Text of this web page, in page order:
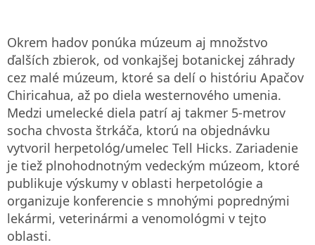
Okrem hadov ponúka múzeum aj množstvo
ďalších zbierok, od vonkajšej botanickej záhrady
cez malé múzeum, ktoré sa delí o históriu Apačov
Chiricahua, až po diela westernového umenia.
Medzi umelecké diela patrí aj takmer 5-metrov
socha chvosta štrkáča, ktorú na objednávku
vytvoril herpetológ/umelec Tell Hicks. Zariadenie
je tiež plnohodnotným vedeckým múzeom, ktoré
publikuje výskumy v oblasti herpetológie a
organizuje konferencie s mnohými poprednými
lekármi, veterinármi a venomológmi v tejto
oblasti.